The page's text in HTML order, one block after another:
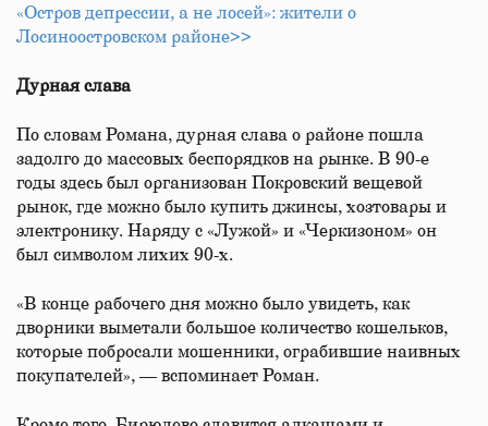
«Остров депрессии, а не лосей»: жители о
Лосиноостровском районе>>
Дурная слава
По словам Романа, дурная слава о районе пошла
задолго до массовых беспорядков на рынке. В 90-е
годы здесь был организован Покровский вещевой
рынок, где можно было купить джинсы, хозтовары и
электронику. Наряду с «Лужой» и «Черкизоном» он
был символом лихих 90-х.
«В конце рабочего дня можно было увидеть, как
дворники выметали большое количество кошельков,
которые побросали мошенники, ограбившие наивных
покупателей», — вспоминает Роман.